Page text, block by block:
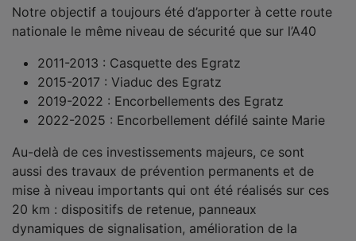
Notre objectif a toujours été d’apporter à cette route
nationale le même niveau de sécurité que sur l’A40
2011-2013 : Casquette des Egratz
2015-2017 : Viaduc des Egratz
2019-2022 : Encorbellements des Egratz
2022-2025 : Encorbellement défilé sainte Marie
Au-delà de ces investissements majeurs, ce sont
aussi des travaux de prévention permanents et de
mise à niveau importants qui ont été réalisés sur ces
20 km : dispositifs de retenue, panneaux
dynamiques de signalisation, amélioration de la